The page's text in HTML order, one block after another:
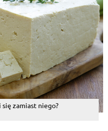
zamiast niego?